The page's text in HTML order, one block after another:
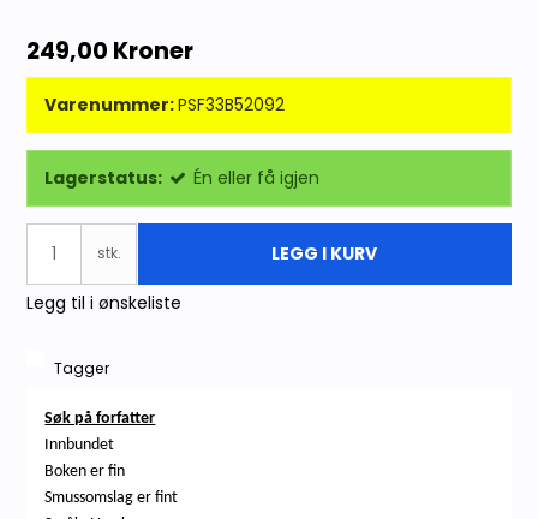
249,00 Kroner
Varenummer:PSF33B52092
Lagerstatus: Én eller få igjen
stk. LEGG I KURV
Legg til i ønskeliste
Tagger
Søk på forfatter
Innbundet
Boken er fin
Smussomslag er fint